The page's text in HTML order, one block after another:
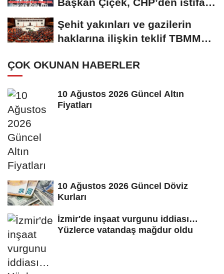
Şehit yakınları ve gazilerin
haklarına ilişkin teklif TBMM
ÇOK OKUNAN HABERLER
10 Ağustos 2026 Güncel Altın
Fiyatları
10 Ağustos 2026 Güncel Döviz
Kurları
İzmir'de inşaat vurgunu iddiası…
Yüzlerce vatandaş mağdur oldu